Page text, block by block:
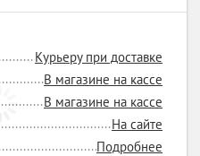
Курьеру при доставке
В магазине на кассе
В магазине на кассе
На сайте
Подробнее